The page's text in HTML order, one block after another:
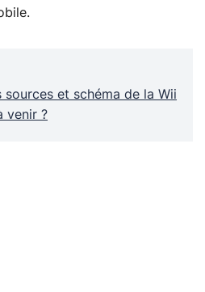
sources et schéma de la Wii
venir ?